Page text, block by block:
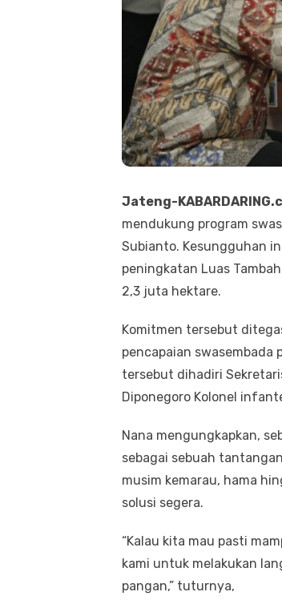
Jateng-
mendukung program
Subianto. Kesungguhan
peningkatan Luas
2,3 juta hektare.
Komitmen tersebut
pencapaian swasembada
tersebut dihadiri
Diponegoro Kolonel
Nana mengungkapkan,
sebagai sebuah
musim kemarau, hama
solusi segera.
“Kalau kita mau pasti
kami untuk melakukan
pangan,” tuturnya,